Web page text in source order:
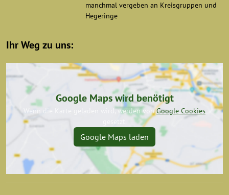
manchmal vergeben an Kreisgruppen und
Hegeringe
Ihr Weg zu uns:
Google Maps wird benötigt
Wenn die Karte geladen wird, werden vonGoogle Cookies
gesetzt.
Google Maps laden